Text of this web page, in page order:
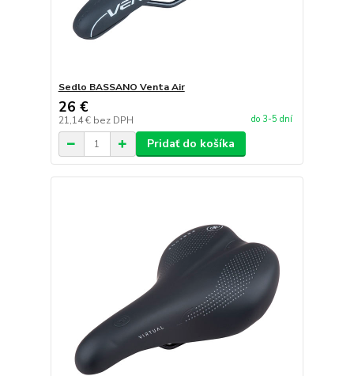
Sedlo BASSANO Venta Air
26 €
21,14 € bez DPH do 3-5 dní
Pridať do košíka